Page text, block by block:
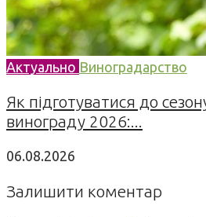
Актуально Виноградарство
Як підготуватися до
винограду 2026:...
06.08.2026
Залишити коментар